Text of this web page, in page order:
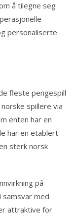
å tilegne seg
personaliserte
fleste pengespill
spillere via
enten har en
har en etablert
sterk norsk
på
med
attraktive for